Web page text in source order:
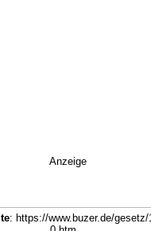
Anzeige
: https://www.buzer.de/gesetz/